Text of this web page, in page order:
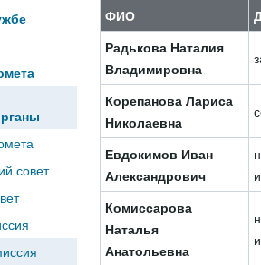
совет
ФИО
Радькова Наталия
Владимировна
Корепанова Лариса
Николаевна
Евдокимов Иван
Александрович
Комиссарова
Наталья
Анатольевна